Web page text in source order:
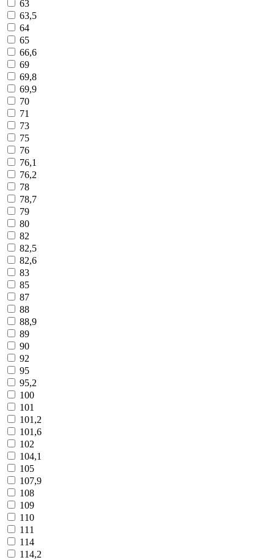
63
63,5
64
65
66,6
69
69,8
69,9
70
71
73
75
76
76,1
76,2
78
78,7
79
80
82
82,5
82,6
83
85
87
88
88,9
89
90
92
95
95,2
100
101
101,2
101,6
102
104,1
105
107,9
108
109
110
111
114
114,2